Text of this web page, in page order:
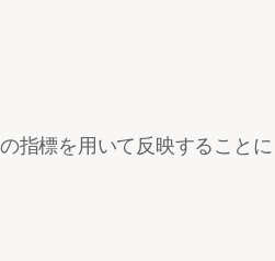
指標を用いて反映することに